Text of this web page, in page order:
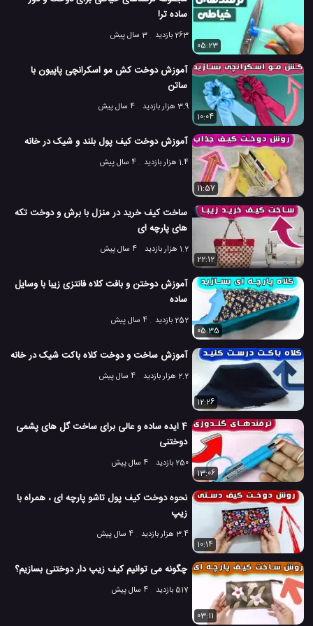
ساده تر!
263 بازدید
3 سال پیش
05:23
آموزش دوخت کش مو اسکرانچی پاپیون با
ساتن
3.9 هزار بازدید
4 سال پیش
10:04
آموزش دوخت کیف پول بلند و شیک در خانه
1.4 هزار بازدید 4 سال پیش
11:57
ساخت کیف خرید در منزل با برش و دوخت تکه
های پارچه ای
1.2 هزار بازدید
4 سال پیش
22:12
آموزش دوختن و بافت کلاه فانتزی زیبا با وسایل
ساده
252 بازدید
4 سال پیش
05:35
آموزش ساخت و دوخت کلاه باکت شیک در خانه
2.2 هزار بازدید 4 سال پیش
12:26
4 ایده ساده و عالی برای ساخت گل های پشمی
دوختنی
250 بازدید
4 سال پیش
13:06
نحوه دوخت کیف پول تاشو پارچه ای ، همراه با
زیپ
3.4 هزار بازدید
4 سال پیش
10:14
چگونه می توانیم کیف زیپ دار دوختنی بسازیم؟
517 بازدید 4 سال پیش
03:11